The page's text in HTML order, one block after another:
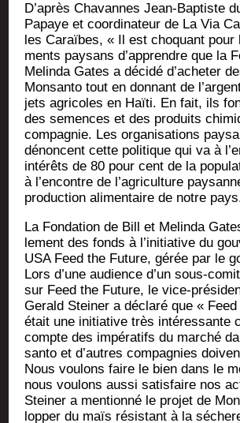
D’après Cha­vannes Jean-Bap­tiste
Papaye et coor­di­na­teur de La Via
les Caraïbes, « Il est cho­quant
ments pay­sans d’apprendre que la
Melin­da Gates a déci­dé d’acheter
Mon­san­to tout en don­nant de
jets agri­coles en Haï­ti. En fait, ils
des semences et des pro­duits
com­pa­gnie. Les orga­ni­sa­tions
dénoncent cette poli­tique qui va à
inté­rêts de 80 pour cent de la
à l’encontre de l’agriculture
pro­duc­tion ali­men­taire de notre
La Fon­da­tion de Bill et Melin­da
le­ment des fonds à l’initiative du
USA Feed the Future, gérée par le
Lors d’une audience d’un sous-
sur Feed the Future, le vice-
Gerald Stei­ner a décla­ré que «
était une ini­tia­tive très inté­res­sante
compte des impé­ra­tifs du mar­ché
san­to et d’autres com­pa­gnies
Nous vou­lons faire le bien dans le
nous vou­lons aus­si satis­faire nos
Stei­ner a men­tion­né le pro­jet de
lop­per du maïs résis­tant à la